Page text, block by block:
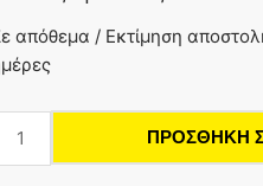
απόθεμα / Εκτίμηση
NW35
ΠΡΟΣΘΉΚΗ